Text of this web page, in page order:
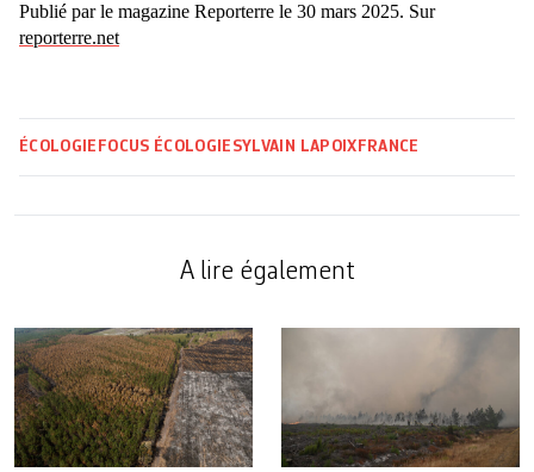
Publié par le magazine Reporterre le 30 mars 2025. Sur
reporterre.net
ÉCOLOGIE FOCUS ÉCOLOGIE SYLVAIN LAPOIX FRANCE
A lire également